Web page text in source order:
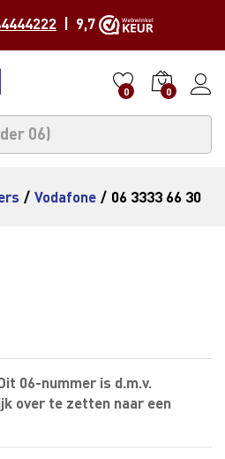
| 9,7
0 0
/ Vodafone / 06 3333 66 30
06-nummer is d.m.v.
over te zetten naar een